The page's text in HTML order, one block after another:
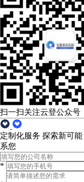
扫一扫关注云登公众号
定制化服务 探索新可能
系您
*